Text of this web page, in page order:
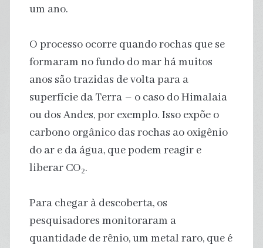
um ano.
O processo ocorre quando rochas que se
formaram no fundo do mar há muitos
anos são trazidas de volta para a
superfície da Terra – o caso do Himalaia
ou dos Andes, por exemplo. Isso expõe o
carbono orgânico das rochas ao oxigênio
do ar e da água, que podem reagir e
liberar CO₂.
Para chegar à descoberta, os
pesquisadores monitoraram a
quantidade de rênio, um metal raro, que é